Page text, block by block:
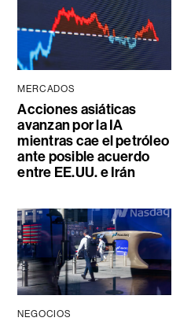
MERCADOS
Acciones asiáticas
avanzan por la IA
mientras cae el petróleo
ante posible acuerdo
entre EE.UU. e Irán
NEGOCIOS